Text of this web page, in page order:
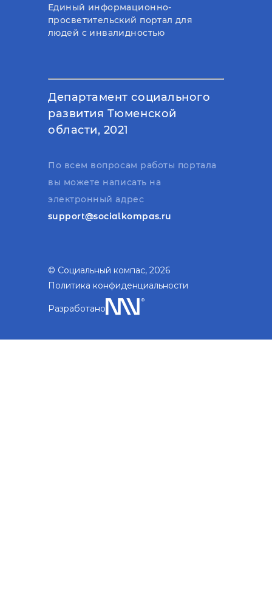
Единый информационно-
просветительский портал для
людей с инвалидностью
Департамент социального
развития Тюменской
области, 2021
По всем вопросам работы портала
вы можете написать на
электронный адрес
support@socialkompas.ru
© Социальный компас, 2026
Политика конфиденциальности
Разработано